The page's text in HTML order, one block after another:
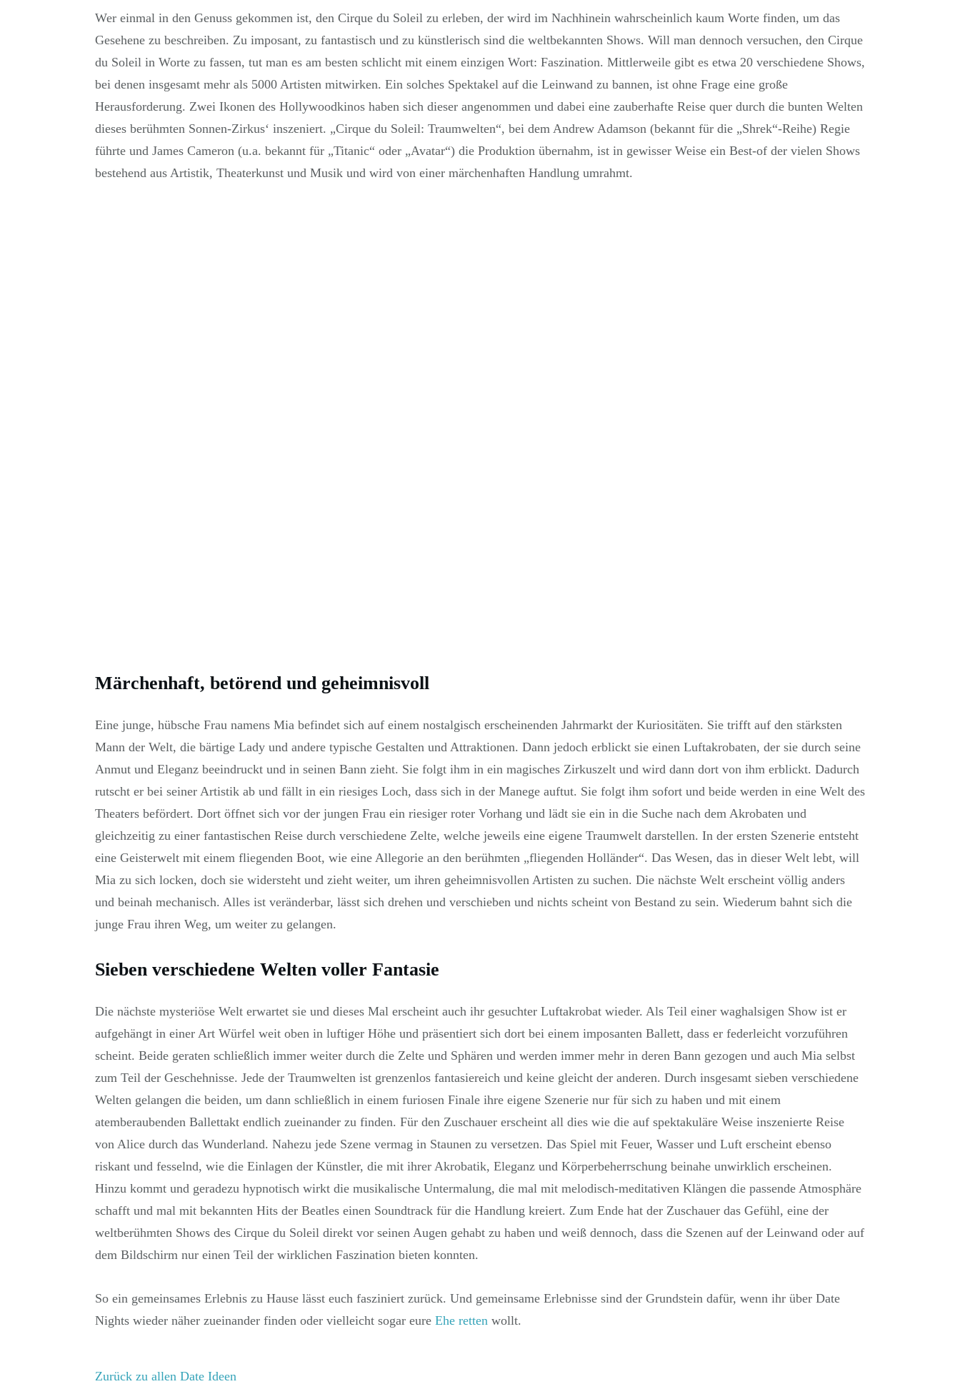
Wer einmal in den Genuss gekommen ist, den Cirque du Soleil zu erleben, der wird im Nachhinein wahrscheinlich kaum Worte finden, um das
Gesehene zu beschreiben. Zu imposant, zu fantastisch und zu künstlerisch sind die weltbekannten Shows. Will man dennoch versuchen, den Cirque
du Soleil in Worte zu fassen, tut man es am besten schlicht mit einem einzigen Wort: Faszination. Mittlerweile gibt es etwa 20 verschiedene Shows,
bei denen insgesamt mehr als 5000 Artisten mitwirken. Ein solches Spektakel auf die Leinwand zu bannen, ist ohne Frage eine große
Herausforderung. Zwei Ikonen des Hollywoodkinos haben sich dieser angenommen und dabei eine zauberhafte Reise quer durch die bunten Welten
dieses berühmten Sonnen-Zirkus‘ inszeniert. „Cirque du Soleil: Traumwelten“, bei dem Andrew Adamson (bekannt für die „Shrek“-Reihe) Regie
führte und James Cameron (u.a. bekannt für „Titanic“ oder „Avatar“) die Produktion übernahm, ist in gewisser Weise ein Best-of der vielen Shows
bestehend aus Artistik, Theaterkunst und Musik und wird von einer märchenhaften Handlung umrahmt.
Märchenhaft, betörend und geheimnisvoll
Eine junge, hübsche Frau namens Mia befindet sich auf einem nostalgisch erscheinenden Jahrmarkt der Kuriositäten. Sie trifft auf den stärksten
Mann der Welt, die bärtige Lady und andere typische Gestalten und Attraktionen. Dann jedoch erblickt sie einen Luftakrobaten, der sie durch seine
Anmut und Eleganz beeindruckt und in seinen Bann zieht. Sie folgt ihm in ein magisches Zirkuszelt und wird dann dort von ihm erblickt. Dadurch
rutscht er bei seiner Artistik ab und fällt in ein riesiges Loch, dass sich in der Manege auftut. Sie folgt ihm sofort und beide werden in eine Welt des
Theaters befördert. Dort öffnet sich vor der jungen Frau ein riesiger roter Vorhang und lädt sie ein in die Suche nach dem Akrobaten und
gleichzeitig zu einer fantastischen Reise durch verschiedene Zelte, welche jeweils eine eigene Traumwelt darstellen. In der ersten Szenerie entsteht
eine Geisterwelt mit einem fliegenden Boot, wie eine Allegorie an den berühmten „fliegenden Holländer“. Das Wesen, das in dieser Welt lebt, will
Mia zu sich locken, doch sie widersteht und zieht weiter, um ihren geheimnisvollen Artisten zu suchen. Die nächste Welt erscheint völlig anders
und beinah mechanisch. Alles ist veränderbar, lässt sich drehen und verschieben und nichts scheint von Bestand zu sein. Wiederum bahnt sich die
junge Frau ihren Weg, um weiter zu gelangen.
Sieben verschiedene Welten voller Fantasie
Die nächste mysteriöse Welt erwartet sie und dieses Mal erscheint auch ihr gesuchter Luftakrobat wieder. Als Teil einer waghalsigen Show ist er
aufgehängt in einer Art Würfel weit oben in luftiger Höhe und präsentiert sich dort bei einem imposanten Ballett, dass er federleicht vorzuführen
scheint. Beide geraten schließlich immer weiter durch die Zelte und Sphären und werden immer mehr in deren Bann gezogen und auch Mia selbst
zum Teil der Geschehnisse. Jede der Traumwelten ist grenzenlos fantasiereich und keine gleicht der anderen. Durch insgesamt sieben verschiedene
Welten gelangen die beiden, um dann schließlich in einem furiosen Finale ihre eigene Szenerie nur für sich zu haben und mit einem
atemberaubenden Ballettakt endlich zueinander zu finden. Für den Zuschauer erscheint all dies wie die auf spektakuläre Weise inszenierte Reise
von Alice durch das Wunderland. Nahezu jede Szene vermag in Staunen zu versetzen. Das Spiel mit Feuer, Wasser und Luft erscheint ebenso
riskant und fesselnd, wie die Einlagen der Künstler, die mit ihrer Akrobatik, Eleganz und Körperbeherrschung beinahe unwirklich erscheinen.
Hinzu kommt und geradezu hypnotisch wirkt die musikalische Untermalung, die mal mit melodisch-meditativen Klängen die passende Atmosphäre
schafft und mal mit bekannten Hits der Beatles einen Soundtrack für die Handlung kreiert. Zum Ende hat der Zuschauer das Gefühl, eine der
weltberühmten Shows des Cirque du Soleil direkt vor seinen Augen gehabt zu haben und weiß dennoch, dass die Szenen auf der Leinwand oder auf
dem Bildschirm nur einen Teil der wirklichen Faszination bieten konnten.
So ein gemeinsames Erlebnis zu Hause lässt euch fasziniert zurück. Und gemeinsame Erlebnisse sind der Grundstein dafür, wenn ihr über Date
Nights wieder näher zueinander finden oder vielleicht sogar eure Ehe retten wollt.
Zurück zu allen Date Ideen